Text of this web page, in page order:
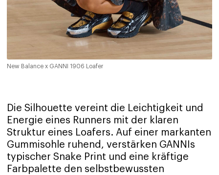
New Balance x GANNI 1906 Loafer
Die Silhouette vereint die Leichtigkeit und
Energie eines Runners mit der klaren
Struktur eines Loafers. Auf einer markanten
Gummisohle ruhend, verstärken GANNIs
typischer Snake Print und eine kräftige
Farbpalette den selbstbewussten